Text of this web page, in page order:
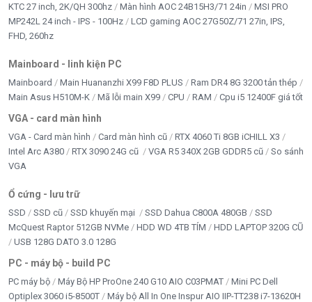
KTC 27 inch, 2K/QH 300hz
Màn hình AOC 24B15H3/71 24in
MSI PRO
MP242L 24 inch - IPS - 100Hz
LCD gaming AOC 27G50Z/71 27in, IPS,
FHD, 260hz
Mainboard - linh kiện PC
Mainboard Main Huananzhi X99 F8D PLUS
Ram DR4 8G 3200 tản thép
Main Asus H510M-K
Mã lỗi main X99 CPU RAM Cpu i5 12400F giá tốt
VGA - card màn hình
VGA - Card màn hình Card màn hình cũ
RTX 4060 Ti 8GB iCHILL X3
Intel Arc A380
RTX 3090 24G cũ VGA R5 340X 2GB GDDR5 cũ
So sánh
VGA
Ổ cứng - lưu trữ
SSD SSD cũ SSD khuyến mại SSD Dahua C800A 480GB
SSD
McQuest Raptor 512GB NVMe
HDD WD 4TB TÍM
HDD LAPTOP 320G CŨ
USB 128G DATO 3.0 128G
PC - máy bộ - build PC
PC máy bộ Máy Bộ HP ProOne 240 G10 AIO C03PMAT
Mini PC Dell
Optiplex 3060 i5-8500T
Máy bộ All In One Inspur AIO IIP-TT238 i7-13620H